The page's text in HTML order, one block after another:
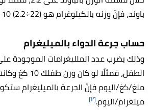
باوند، فإنّ وزنه بالكيلوغرام هو (22÷2.2) 10 كغ.
حساب جرعة الدواء بالميليغرام
وذلك بضرب عدد الملليغرامات الموجودة
ميلغرام/اليوم.[٢]